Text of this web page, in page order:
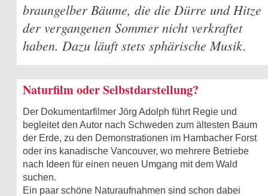
braungelber Bäume, die die Dürre und Hitze
der vergangenen Sommer nicht verkraftet
haben. Dazu läuft stets sphärische Musik.
Naturfilm oder Selbstdarstellung?
Der Dokumentarfilmer Jörg Adolph führt Regie und
begleitet den Autor nach Schweden zum ältesten Baum
der Erde, zu den Demonstrationen im Hambacher Forst
oder ins kanadische Vancouver, wo mehrere Betriebe
nach Ideen für einen neuen Umgang mit dem Wald
suchen.
Ein paar schöne Naturaufnahmen sind schon dabei